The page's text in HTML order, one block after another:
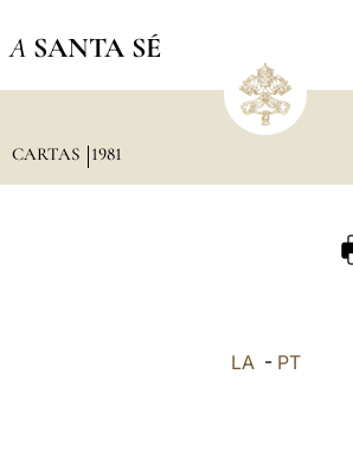
A SANTA SÉ
CARTAS 1981
LA- PT